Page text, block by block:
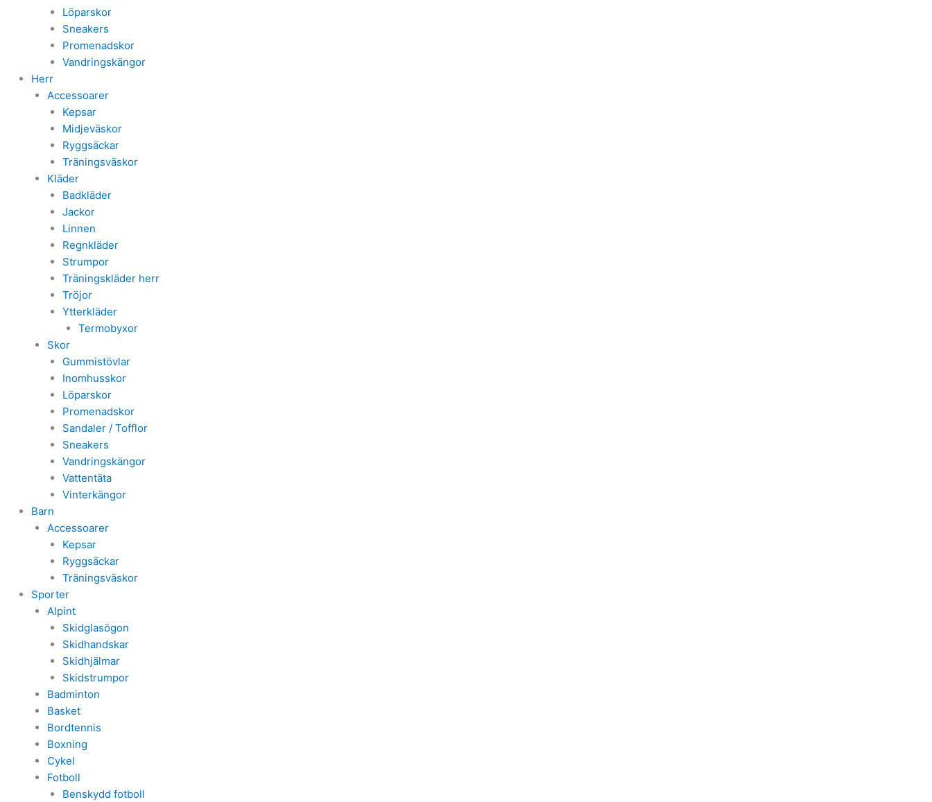
Löparskor
Sneakers
Promenadskor
Vandringskängor
Herr
Accessoarer
Kepsar
Midjeväskor
Ryggsäckar
Träningsväskor
Kläder
Badkläder
Jackor
Linnen
Regnkläder
Strumpor
Träningskläder herr
Tröjor
Ytterkläder
Termobyxor
Skor
Gummistövlar
Inomhusskor
Löparskor
Promenadskor
Sandaler / Tofflor
Sneakers
Vandringskängor
Vattentäta
Vinterkängor
Barn
Accessoarer
Kepsar
Ryggsäckar
Träningsväskor
Sporter
Alpint
Skidglasögon
Skidhandskar
Skidhjälmar
Skidstrumpor
Badminton
Basket
Bordtennis
Boxning
Cykel
Fotboll
Benskydd fotboll